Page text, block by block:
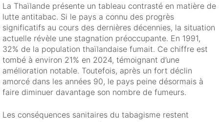
La Thaïlande présente un tableau contrasté en matière de
lutte antitabac. Si le pays a connu des progrès
significatifs au cours des dernières décennies, la situation
actuelle révèle une stagnation préoccupante. En 1991,
32% de la population thaïlandaise fumait. Ce chiffre est
tombé à environ 21% en 2024, témoignant d’une
amélioration notable. Toutefois, après un fort déclin
amorcé dans les années 90, le pays peine désormais à
faire diminuer davantage son nombre de fumeurs.
Les conséquences sanitaires du tabagisme restent